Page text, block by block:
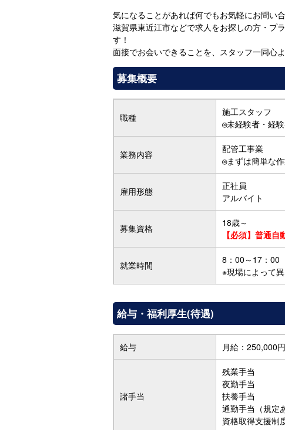
気になることがあれば何でもお気軽にお問い合
滋賀県東近江市などで求人をお探しの方・プ
す！
面接でお会いできることを、スタッフ一同心
募集概要
職種
施工スタッフ
◎未経験者・経
業務内容
配管工事業
◎まずは簡単な
雇用形態
正社員
アルバイト
募集資格
18歳～
【必須】普通自
就業時間
8：00～17：00
※現場によって
給与・福利厚生(待遇)
給与 月給：250,000
諸手当
残業手当
夜勤手当
扶養手当
通勤手当（規定
資格取得支援制